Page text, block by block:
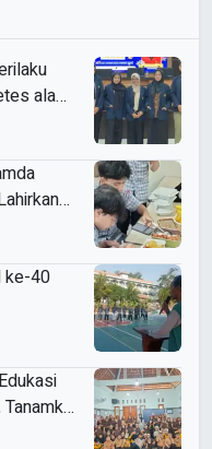
ala
ke-40